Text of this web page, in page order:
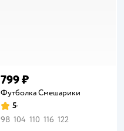
799 ₽
Футболка Смешарики
Рейтинг:
5
98 104 110 116 122